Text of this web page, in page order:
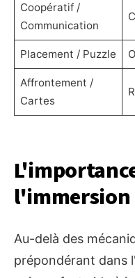
Coopératif /
Communication
Placement / Puzzle
Affrontement /
Cartes
l'immersion
Au-delà des
prépondérant dans